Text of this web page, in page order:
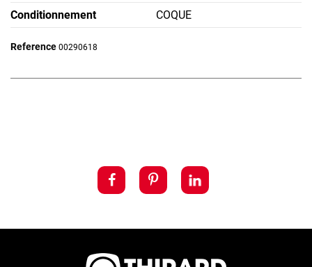
Conditionnement
COQUE
Reference 00290618